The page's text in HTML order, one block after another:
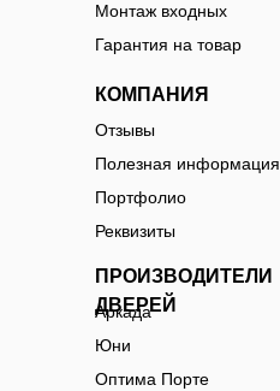
Монтаж входных
Гарантия на товар
ПРОИЗВОДИТЕЛИ
ДВЕРЕЙ
Аркада
Юни
Оптима Порте
КОМПАНИЯ
Отзывы
Полезная информация
Портфолио
Реквизиты